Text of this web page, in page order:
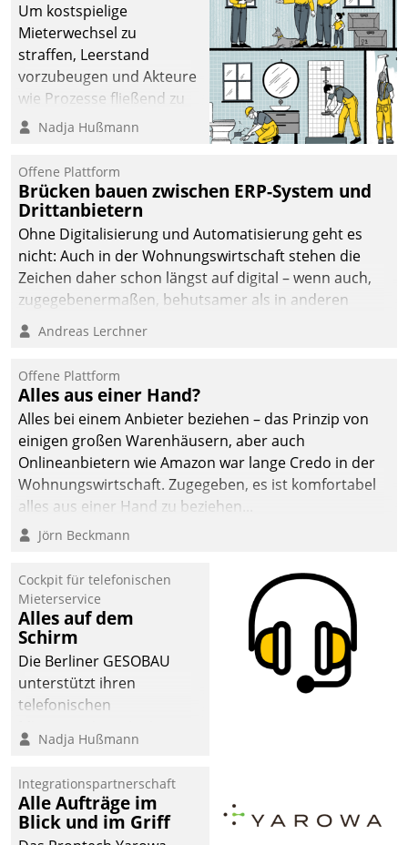
Um kostspielige
Mieterwechsel zu
straffen, Leerstand
vorzubeugen und Akteure
wie Prozesse fließend zu
vernetzen, nutzt die
Jahresbeginn eine
Überblick, Einsicht und
Eingriff bietende Lösung.
Zur Entwicklung setzte
man auf
Cloudtechnologie,
bewährte und Startup-
agile Projektmethoden.
Nadja Hußmann
Offene Plattform
Brücken bauen zwischen ERP-System und
Drittanbietern
Ohne Digitalisierung und Automatisierung geht es
nicht: Auch in der Wohnungswirtschaft stehen die
Zeichen daher schon längst auf digital – wenn auch,
zugegebenermaßen, behutsamer als in anderen
Branchen.
Andreas Lerchner
Offene Plattform
Alles aus einer Hand?
Alles bei einem Anbieter beziehen – das Prinzip von
einigen großen Warenhäusern, aber auch
Onlineanbietern wie Amazon war lange Credo in der
Wohnungswirtschaft. Zugegeben, es ist komfortabel
alles aus einer Hand zu beziehen...
Jörn Beckmann
Cockpit für telefonischen
Mieterservice
Alles auf dem
Schirm
Die Berliner GESOBAU
unterstützt ihren
telefonischen
digitalen Cockpit, das
passende Fragen und
Schlagworte auswirft.
Eine intuitive
Nadja Hußmann
Integrationspartnerschaft
Alle Aufträge im
Blick und im Griff